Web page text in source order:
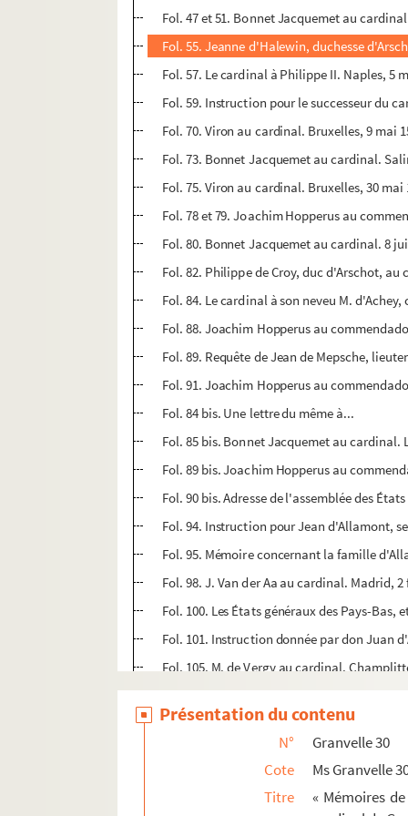
Fol. 47 et 51. Bonnet Jacquemet au
Fol. 55. Jeanne d'Halewin, duchesse
Fol. 57. Le cardinal à Philippe II. Naples, 5
Fol. 59. Instruction pour le successeur du
Fol. 70. Viron au cardinal. Bruxelles, 9 mai
Fol. 73. Bonnet Jacquemet au cardinal.
Fol. 75. Viron au cardinal. Bruxelles, 30 mai
Fol. 78 et 79. Joachim Hopperus au
Fol. 80. Bonnet Jacquemet au cardinal. 8
Fol. 82. Philippe de Croy, duc d'Arschot,
Fol. 84. Le cardinal à son neveu M.
Fol. 88. Joachim Hopperus au
Fol. 89. Requête de Jean de Mepsche,
Fol. 91. Joachim Hopperus au
Fol. 84 bis. Une lettre du même à...
Fol. 85 bis. Bonnet Jacquemet au cardinal.
Fol. 89 bis. Joachim Hopperus au
Fol. 90 bis. Adresse de l'assemblée des
Fol. 94. Instruction pour Jean d'Allamont,
Fol. 95. Mémoire concernant la famille
Fol. 98. J. Van der Aa au cardinal. Madrid, 2
Fol. 100. Les États généraux des Pays-
Fol. 101. Instruction donnée par don Juan
Fol. 105. M. de Vergy au cardinal.
Fol. 106. Don Juan d'Autriche, gouverneur
Fol. 108. Hans Gérard, comte de
Fol. 110-113 vo. Le cardinal à don Juan
Fol. 114. Viron au cardinal. Anvers, 28
Fol. 116. Le conseiller Assonleville au
Présentation du contenu
N°
Granvelle 30
Cote
Ms Granvelle
Titre
« Mémoires